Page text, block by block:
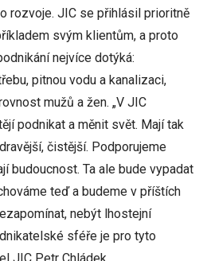
rozvoje. JIC se přihlásil prioritně
svým klientům, a proto
nejvíce dotýká:
pitnou vodu a kanalizaci,
mužů a žen. „V JIC
podnikat a měnit svět. Mají tak
čistější. Podporujeme
budoucnost. Ta ale bude vypadat
teď a budeme v příštích
nebýt lhostejní
sféře je pro tyto